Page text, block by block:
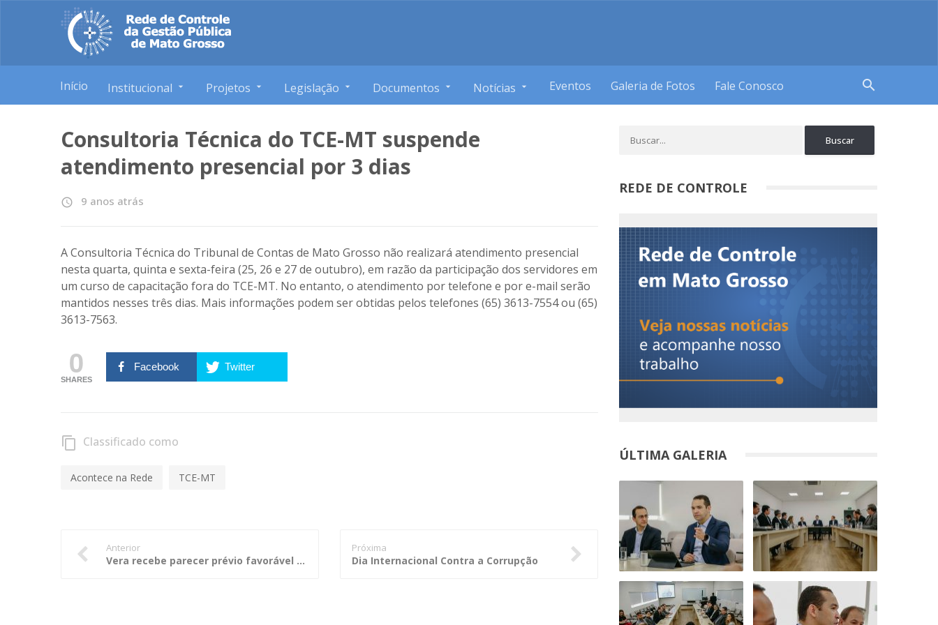
Início Institucional Projetos Legislação Documentos Notícias Eventos Galeria de Fotos Fale Conosco search
Consultoria Técnica do TCE-MT suspende
atendimento presencial por 3 dias
access_time 9 anos atrás
A Consultoria Técnica do Tribunal de Contas de Mato Grosso não realizará atendimento presencial
nesta quarta, quinta e sexta-feira (25, 26 e 27 de outubro), em razão da participação dos servidores em
um curso de capacitação fora do TCE-MT. No entanto, o atendimento por telefone e por e-mail serão
mantidos nesses três dias. Mais informações podem ser obtidas pelos telefones (65) 3613-7554 ou (65)
3613-7563.
0
SHARES
Facebook Twitter
content_copy Classificado como
Acontece na Rede TCE-MT
Anterior
Vera recebe parecer prévio favorável à aprovação das contas de governo de 2016
Próxima
Dia Internacional Contra a Corrupção
REDE DE CONTROLE
ÚLTIMA GALERIA